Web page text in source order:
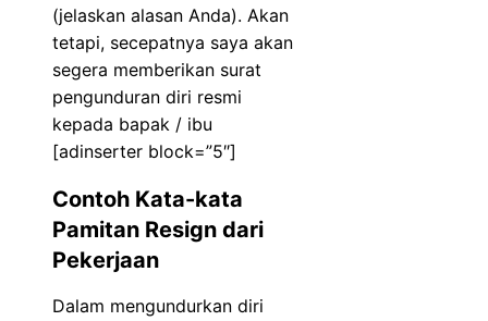
(jelaskan alasan Anda). Akan
tetapi, secepatnya saya akan
segera memberikan surat
pengunduran diri resmi
kepada bapak / ibu
[adinserter block=”5″]
Contoh Kata-kata
Pamitan Resign dari
Pekerjaan
Dalam mengundurkan diri